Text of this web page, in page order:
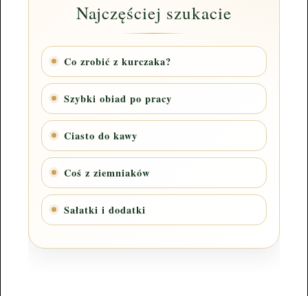
Najczęściej szukacie
Co zrobić z kurczaka?
Szybki obiad po pracy
Ciasto do kawy
Coś z ziemniaków
Sałatki i dodatki